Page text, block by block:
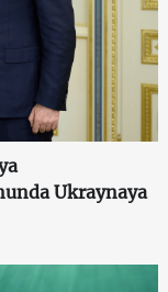
Ukraynaya